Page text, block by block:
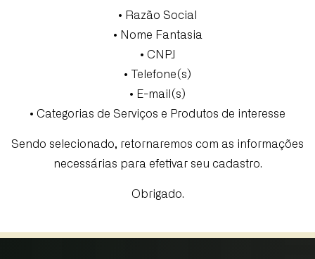
• Razão Social
• Nome Fantasia
• CNPJ
• Telefone(s)
• E-mail(s)
• Categorias de Serviços e Produtos de interesse
Sendo selecionado, retornaremos com as informações
necessárias para efetivar seu cadastro.
Obrigado.